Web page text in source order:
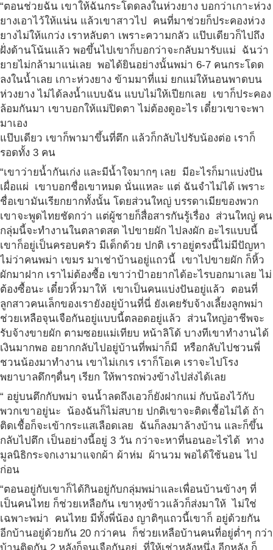
“ตอนช่วยฉัน เขาให้ฉันกระโดดลงในห่วงยาง บอกว่าเกาะห่วง
ยางเอาไว้ให้แน่น แล้วเขาสาวไป คนที่มาช่วยก็ประคองห่วง
ยางไม่ให้แกว่ง เราหลับตา เพราะความกลัว แป๊บเดียวก็ไปถึง
ฝั่งด้านโน้นแล้ว พอขึ้นไปเขาก็บอกว่าจะกลับมารับแม่ ฉันว่า
ยายไม่กล้ามาแน่เลย พอได้ยินอย่างนั้นพม่า 6-7 คนกระโดด
ลงในน้ำเลย เกาะห่วงยาง ข้ามมาที่แม่ ยกแม่ให้นอนพาดบน
ห่วงยาง ไม่ได้ลงน้ำแบบฉัน แบบไม่ให้เปียกเลย เขาก็ประคอง
ล้อมกันมา เขาบอกให้แม่ปิดตา ไม่ต้องดูอะไร เดี๋ยวเขาจะพา
มาเอง
แป๊บเดียว เขาก็พามาขึ้นที่ตึก แล้วก็กลับไปรับน้องต่อ เราก็
รอดทั้ง 3 คน
“เขาว่ายน้ำกันเก่ง และมีน้ำใจมากๆ เลย มีอะไรก็มาแบ่งปัน
เผื่อแผ่ เขาบอกชื่อเขาหมด นั่นแหละ แต่ ฉันจำไม่ได้ เพราะ
ชื่อเขามันเรียกยากทั้งนั้น โดยส่วนใหญ่ บรรดาเมียของพวก
เขาจะพูดไทยชัดกว่า แต่ผู้ชายก็สื่อสารกันรู้เรื่อง ส่วนใหญ่ คน
กลุ่มนี้จะทำงานในตลาดสด ไปขายผัก ไปลงผัก อะไรแบบนี้
เขาก็อยู่เป็นครอบครัว มีเด็กด้วย ปกติ เราอยู่ตรงนี้ไม่มีปัญหา
ไม่ว่าคนพม่า เขมร มาเช่าบ้านอยู่แถวนี้ เขาไปขายผัก ก็หิ้ว
ผักมาฝาก เราไม่ต้องซื้อ เขาว่าป้าอยากได้อะไรบอกมาเลย ไม่
ต้องซื้อนะ เดี๋ยวหิ้วมาให้ เขาเป็นคนแบ่งปันอยู่แล้ว ตอนที่
ลูกสาวคนเล็กของเรายังอยู่บ้านที่นี่ ยังเคยรับจ้างเลี้ยงลูกพม่า
ช่วยเหลือจุนเจือกันอยู่แบบนี้ตลอดอยู่แล้ว ส่วนใหญ่อาชีพจะ
รับจ้างขายผัก ตามซอยแม่เทียบ หน้าลิโด้ บางทีเขาทำงานได้
เงินมากพอ อยากกลับไปอยู่บ้านที่พม่าก็มี หรือกลับไปชวนพี่
ชวนน้องมาทำงาน เขาไม่เกเร เราก็โอเค เราจะไปโรง
พยาบาลดึกๆดื่นๆ เรียก ให้พารถพ่วงข้างไปส่งได้เลย
“ อยู่บนตึกกับพม่า จนน้ำลดถึงเอวก็ยังฝากแม่ กับน้องไว้กับ
พวกเขาอยู่นะ น้องฉันก็ไม่สบาย ปกติเขาจะติดเชื้อไม่ได้ ถ้า
ติดเชื้อก็จะเข้ากระแสเลือดเลย ฉันก็ลงมาล้างบ้าน และก็ขึ้น
กลับไปตึก เป็นอย่างนี้อยู่ 3 วัน กว่าจะหาที่นอนอะไรได้ ทาง
มูลนิธิกระจกเงามาแจกผ้า ผ้าห่ม ผ้านวม พอได้ใช้นอน ไป
ก่อน
“ตอนอยู่กับเขาก็ได้กินอยู่กับกลุ่มพม่าและเพื่อนบ้านข้างๆ ที่
เป็นคนไทย ก็ช่วยเหลือกัน เขาหุงข้าวแล้วก็ส่งมาให้ ไม่ใช่
เฉพาะพม่า คนไทย มีทั้งพี่น้อง ญาติๆแถวนี้เขาก็ อยู่ด้วยกัน
อีกบ้านอยู่ด้วยกัน 20 กว่าคน ก็ช่วยเหลือบ้านคนที่อยู่ต่ำๆ กว่า